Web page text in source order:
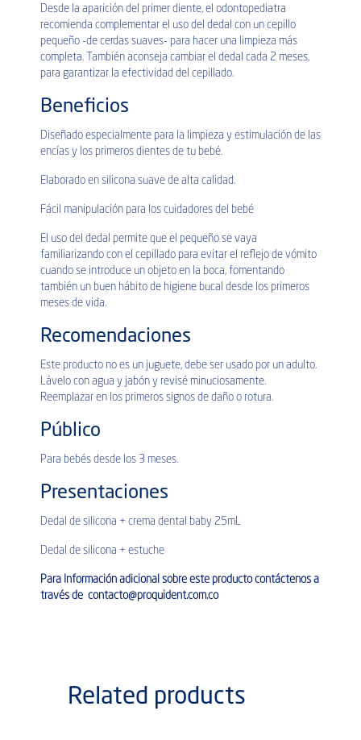
Desde la aparición del primer diente, el odontopediatra
recomienda complementar el uso del dedal con un cepillo
pequeño -de cerdas suaves- para hacer una limpieza más
completa. También aconseja cambiar el dedal cada 2 meses,
para garantizar la efectividad del cepillado.
Beneficios
Diseñado especialmente para la limpieza y estimulación de las
encías y los primeros dientes de tu bebé.
Elaborado en silicona suave de alta calidad.
Fácil manipulación para los cuidadores del bebé
El uso del dedal permite que el pequeño se vaya
familiarizando con el cepillado para evitar el reflejo de vómito
cuando se introduce un objeto en la boca, fomentando
también un buen hábito de higiene bucal desde los primeros
meses de vida.
Recomendaciones
Este producto no es un juguete, debe ser usado por un adulto.
Lávelo con agua y jabón y revisé minuciosamente.
Reemplazar en los primeros signos de daño o rotura.
Público
Para bebés desde los 3 meses.
Presentaciones
Dedal de silicona + crema dental baby 25mL
Dedal de silicona + estuche
Para Información adicional sobre este producto contáctenos a
través de contacto@proquident.com.co
Related products